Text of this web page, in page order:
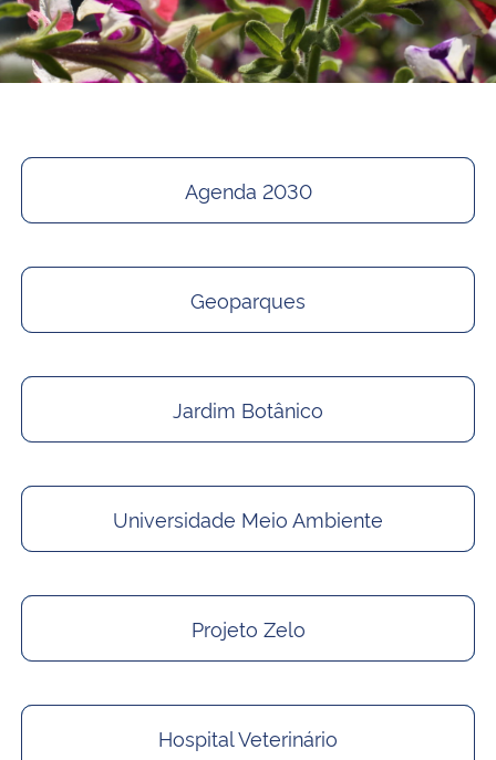
Agenda 2030
Geoparques
Jardim Botânico
Universidade Meio Ambiente
Projeto Zelo
Hospital Veterinário